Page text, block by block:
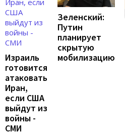
Израиль
готовится
атаковать
Иран,
если США
выйдут из
войны -
СМИ
Зеленский:
Путин
планирует
скрытую
мобилизацию